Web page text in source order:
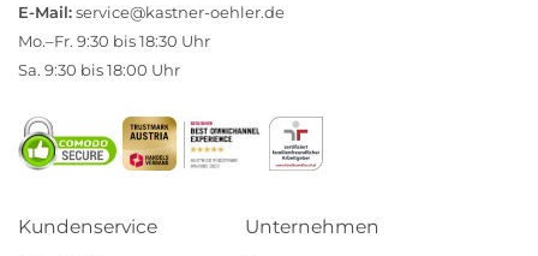
E-Mail:service@kastner-oehler.de
Mo.–Fr. 9:30 bis 18:30 Uhr
Sa. 9:30 bis 18:00 Uhr
Kundenservice Unternehmen